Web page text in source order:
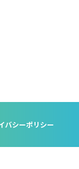
バシーポリシー